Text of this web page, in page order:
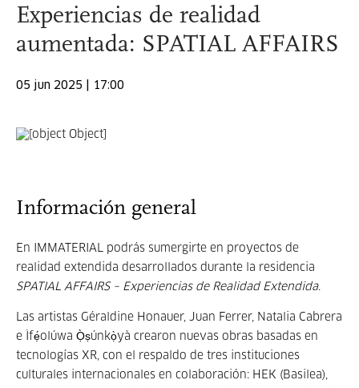
Experiencias de realidad
aumentada: SPATIAL AFFAIRS
05 jun 2025 | 17:00
Información general
En IMMATERIAL podrás sumergirte en proyectos de
realidad extendida desarrollados durante la residencia
SPATIAL AFFAIRS – Experiencias de Realidad Extendida.
Las artistas Géraldine Honauer, Juan Ferrer, Natalia Cabrera
e Ìfẹ́olúwa Ọ̀ṣúnkọ̀yà crearon nuevas obras basadas en
tecnologías XR, con el respaldo de tres instituciones
culturales internacionales en colaboración: HEK (Basilea),